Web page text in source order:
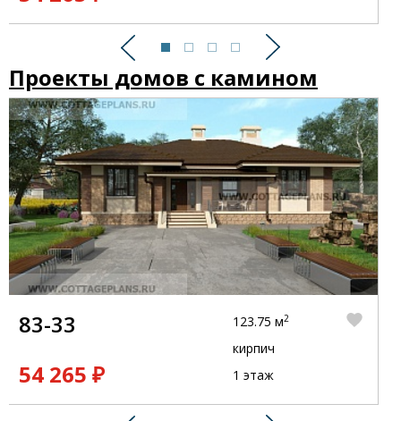
Предыдущий Следующий
Проекты домов с камином
83-33
54 265 ₽
123.75 м2
кирпич
1 этаж